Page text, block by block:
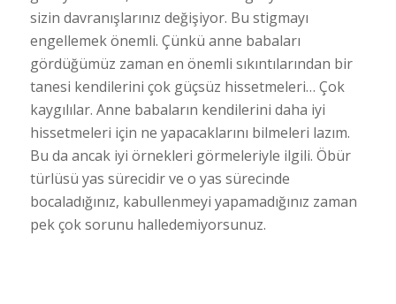
sizin davranışlarınız değişiyor. Bu stigmayı
engellemek önemli. Çünkü anne babaları
gördüğümüz zaman en önemli sıkıntılarından bir
tanesi kendilerini çok güçsüz hissetmeleri… Çok
kaygılılar. Anne babaların kendilerini daha iyi
hissetmeleri için ne yapacaklarını bilmeleri lazım.
Bu da ancak iyi örnekleri görmeleriyle ilgili. Öbür
türlüsü yas sürecidir ve o yas sürecinde
bocaladığınız, kabullenmeyi yapamadığınız zaman
pek çok sorunu halledemiyorsunuz.